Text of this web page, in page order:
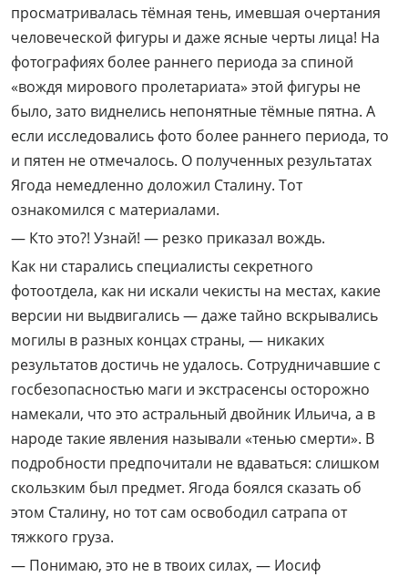
просматривалась тёмная тень, имевшая очертания
человеческой фигуры и даже ясные черты лица! На
фотографиях более раннего периода за спиной
«вождя мирового пролетариата» этой фигуры не
было, зато виднелись непонятные тёмные пятна. А
если исследовались фото более раннего периода, то
и пятен не отмечалось. О полученных результатах
Ягода немедленно доложил Сталину. Тот
ознакомился с материалами.
— Кто это?! Узнай! — резко приказал вождь.
Как ни старались специалисты секретного
фотоотдела, как ни искали чекисты на местах, какие
версии ни выдвигались — даже тайно вскрывались
могилы в разных концах страны, — никаких
результатов достичь не удалось. Сотрудничавшие с
госбезопасностью маги и экстрасенсы осторожно
намекали, что это астральный двойник Ильича, а в
народе такие явления называли «тенью смерти». В
подробности предпочитали не вдаваться: слишком
скользким был предмет. Ягода боялся сказать об
этом Сталину, но тот сам освободил сатрапа от
тяжкого груза.
— Понимаю, это не в твоих силах, — Иосиф